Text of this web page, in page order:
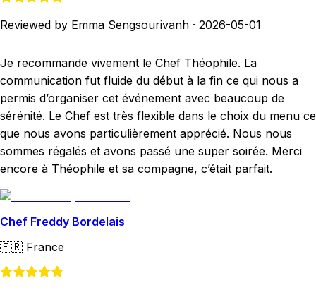
Reviewed by Emma Sengsourivanh · 2026-05-01
Je recommande vivement le Chef Théophile. La
communication fut fluide du début à la fin ce qui nous a
permis d’organiser cet événement avec beaucoup de
sérénité. Le Chef est très flexible dans le choix du menu ce
que nous avons particulièrement apprécié. Nous nous
sommes régalés et avons passé une super soirée. Merci
encore à Théophile et sa compagne, c’était parfait.
Chef Freddy Bordelais
🇫🇷 France